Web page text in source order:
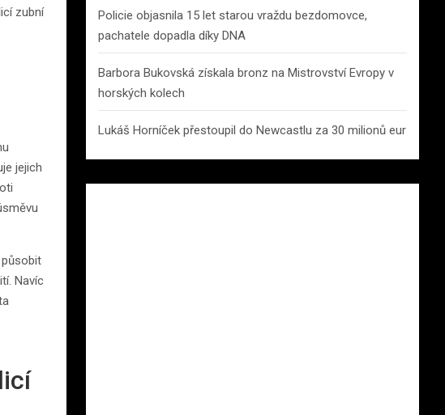
zubní
jejich
Navíc
Policie objasnila 15 let starou vraždu bezdomovce,
pachatele dopadla díky DNA
Barbora Bukovská získala bronz na Mistrovství Evropy v
horských kolech
Lukáš Horníček přestoupil do Newcastlu za 30 milionů eur